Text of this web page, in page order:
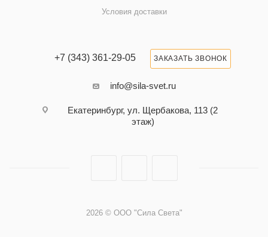
Условия доставки
+7 (343) 361-29-05 ЗАКАЗАТЬ ЗВОНОК
info@sila-svet.ru
Екатеринбург, ул. Щербакова, 113 (2
этаж)
2026 © ООО "Сила Света"